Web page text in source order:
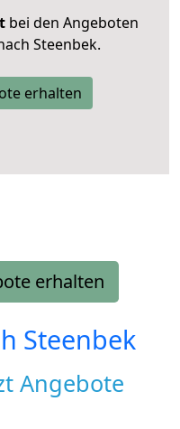
bei den Angeboten
Steenbek.
erhalten
erhalten
Steenbek
Angebote